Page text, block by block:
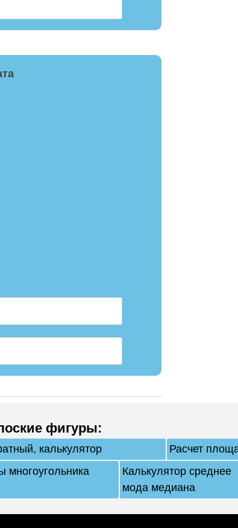
фигуры:
калькулятор
Расчет
многоугольника
Калькулятор среднее
мода медиана